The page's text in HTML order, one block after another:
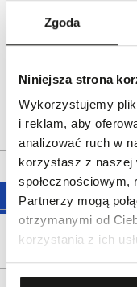
Zgoda
Niniejsza strona
Wykorzystujemy
i reklam, aby
analizować ruch w
korzystasz z naszej
Partnerzy mogą
otrzymanymi od
korzystania z ich
Dystrybutor:
Opis produktu
Wysyłka
Reklamacje i zwroty